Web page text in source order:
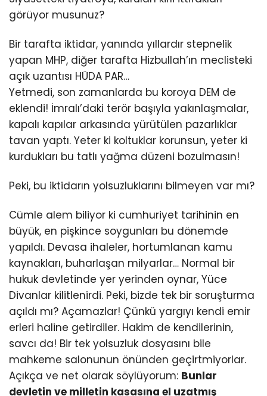
görüyor musunuz?
Bir tarafta iktidar, yanında yıllardır stepnelik
yapan MHP, diğer tarafta Hizbullah’ın meclisteki
açık uzantısı HÜDA PAR…
Yetmedi, son zamanlarda bu koroya DEM de
eklendi! İmralı’daki terör başıyla yakınlaşmalar,
kapalı kapılar arkasında yürütülen pazarlıklar
tavan yaptı. Yeter ki koltuklar korunsun, yeter ki
kurdukları bu tatlı yağma düzeni bozulmasın!
Peki, bu iktidarın yolsuzluklarını bilmeyen var mı?
Cümle alem biliyor ki cumhuriyet tarihinin en
büyük, en pişkince soygunları bu dönemde
yapıldı. Devasa ihaleler, hortumlanan kamu
kaynakları, buharlaşan milyarlar… Normal bir
hukuk devletinde yer yerinden oynar, Yüce
Divanlar kilitlenirdi. Peki, bizde tek bir soruşturma
açıldı mı? Açamazlar! Çünkü yargıyı kendi emir
erleri haline getirdiler. Hakim de kendilerinin,
savcı da! Bir tek yolsuzluk dosyasını bile
mahkeme salonunun önünden geçirtmiyorlar.
Açıkça ve net olarak söylüyorum: Bunlar
devletin ve milletin kasasına el uzatmış